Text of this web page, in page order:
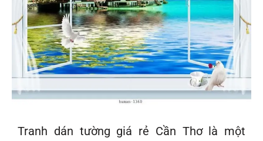
Tranh dán tường giá rẻ Cần Thơ là một